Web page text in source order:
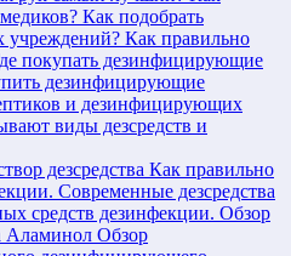
Как подобрать
учреждений? Как правильно
покупать дезинфицирующие
дезинфицирующие
и дезинфицирующих
виды дезсредств и
дезсредства Как правильно
Современные дезсредства
средств дезинфекции. Обзор
Аламинол Обзор